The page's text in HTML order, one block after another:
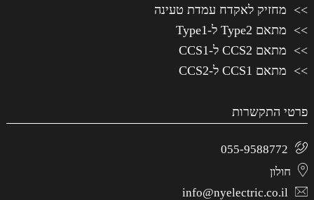
מחזיק לאקדח עמדת טעינה
מתאם Type2 ל-Type1
מתאם CCS2 ל-CCS1
מתאם CCS1 ל-CCS2
פרטי התקשרות
055-9588772
חולון
info@nyelectric.co.il